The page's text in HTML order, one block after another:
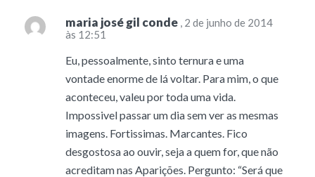
maria josé gil conde , 2 de junho de 2014
às 12:51
Eu, pessoalmente, sinto ternura e uma
vontade enorme de lá voltar. Para mim, o que
aconteceu, valeu por toda uma vida.
Impossivel passar um dia sem ver as mesmas
imagens. Fortissimas. Marcantes. Fico
desgostosa ao ouvir, seja a quem for, que não
acreditam nas Aparições. Pergunto: “Será que